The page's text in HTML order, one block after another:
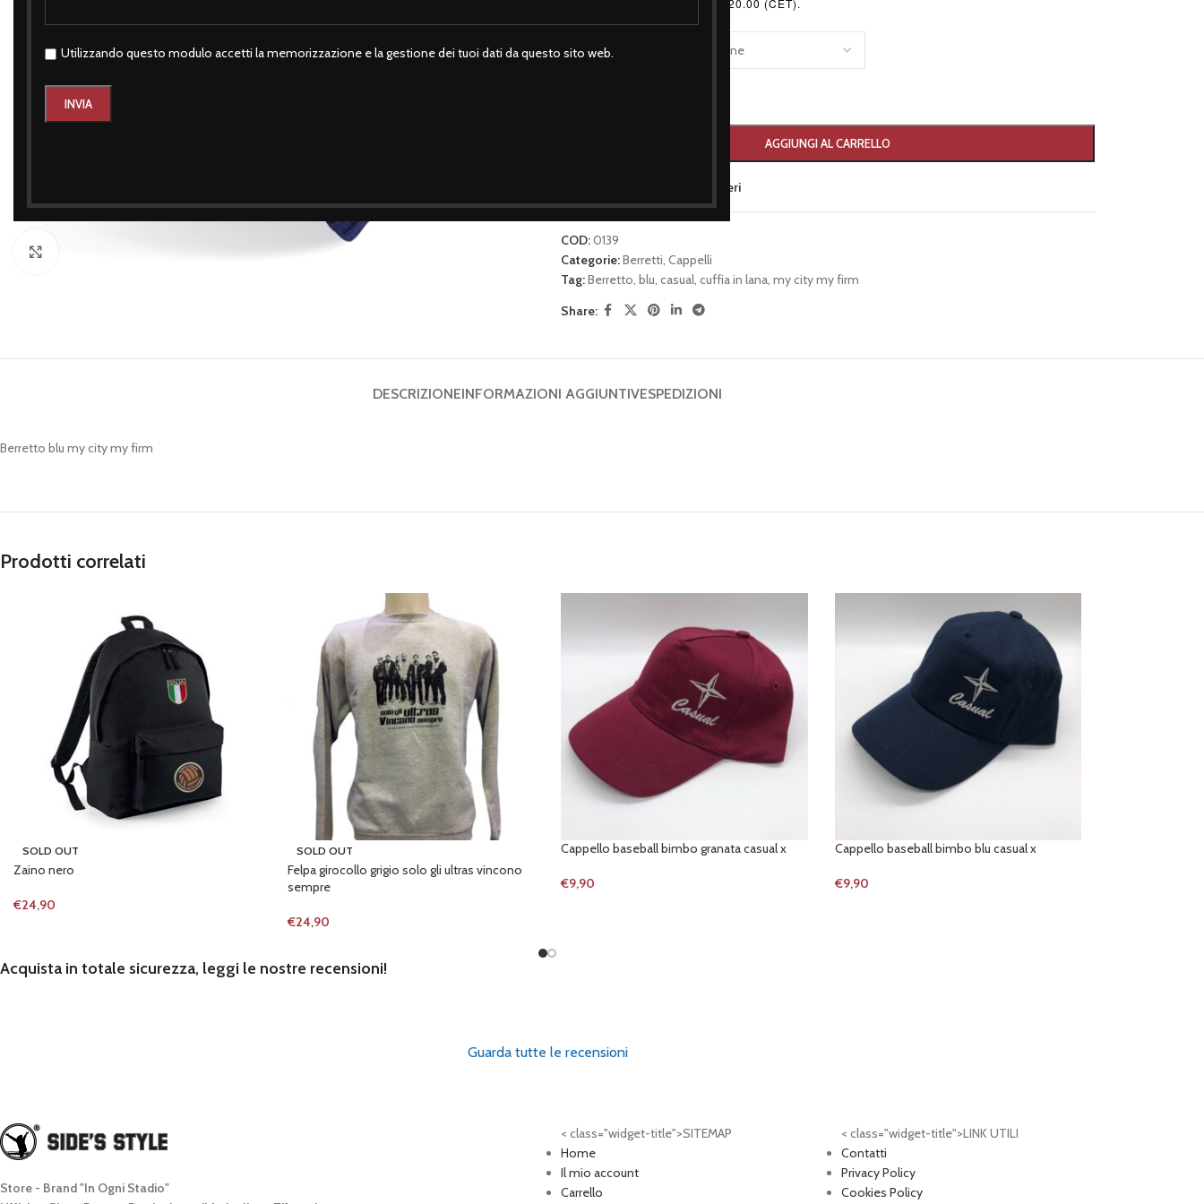
Utilizzando questo modulo accetti la memorizzazione e la gestione dei tuoi dati da questo sito web.
Sabato 9.00 - 13.00 / 17.30 - 20.00 (CET).
TAGLIA
AGGIUNGI AL CARRELLO
Aggiungi alla lista dei desideri
COD:0139
Categorie:Berretti, Cappelli
Tag:Berretto, blu, casual, cuffia in lana, my city my firm
Share:
DESCRIZIONEINFORMAZIONI AGGIUNTIVESPEDIZIONI
Berretto blu my city my firm
Prodotti correlati
SOLD OUT
Zaino nero
€24,90
SOLD OUT
Felpa girocollo grigio solo gli ultras vincono
sempre
€24,90
Cappello baseball bimbo granata casual x
€9,90
Cappello baseball bimbo blu casual x
€9,90
Acquista in totale sicurezza, leggi le nostre recensioni!
Guarda tutte le recensioni
Store - Brand "In Ogni Stadio"
< class="widget-title">SITEMAP
Home
Il mio account
Carrello
< class="widget-title">LINK UTILI
Contatti
Privacy Policy
Cookies Policy